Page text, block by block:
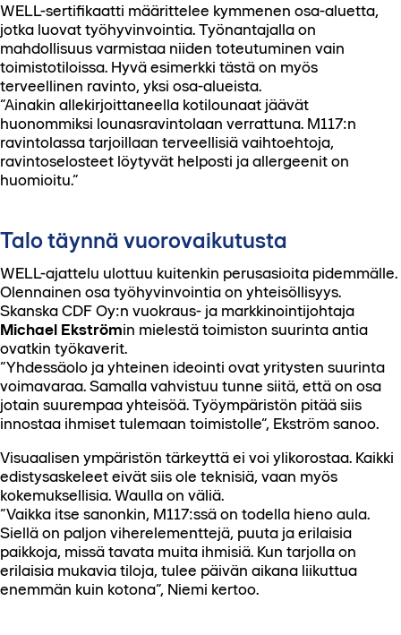
WELL-sertifikaatti määrittelee kymmenen osa-aluetta,
jotka luovat työhyvinvointia. Työnantajalla on
mahdollisuus varmistaa niiden toteutuminen vain
toimistotiloissa. Hyvä esimerkki tästä on myös
terveellinen ravinto, yksi osa-alueista.
”Ainakin allekirjoittaneella kotilounaat jäävät
huonommiksi lounasravintolaan verrattuna. M117:n
ravintolassa tarjoillaan terveellisiä vaihtoehtoja,
ravintoselosteet löytyvät helposti ja allergeenit on
huomioitu.”
Talo täynnä vuorovaikutusta
WELL-ajattelu ulottuu kuitenkin perusasioita pidemmälle.
Olennainen osa työhyvinvointia on yhteisöllisyys.
Skanska CDF Oy:n vuokraus- ja markkinointijohtaja
Michael Ekströmin mielestä toimiston suurinta antia
ovatkin työkaverit.
”Yhdessäolo ja yhteinen ideointi ovat yritysten suurinta
voimavaraa. Samalla vahvistuu tunne siitä, että on osa
jotain suurempaa yhteisöä. Työympäristön pitää siis
innostaa ihmiset tulemaan toimistolle”, Ekström sanoo.
Visuaalisen ympäristön tärkeyttä ei voi ylikorostaa. Kaikki
edistysaskeleet eivät siis ole teknisiä, vaan myös
kokemuksellisia. Waulla on väliä.
”Vaikka itse sanonkin, M117:ssä on todella hieno aula.
Siellä on paljon viherelementtejä, puuta ja erilaisia
paikkoja, missä tavata muita ihmisiä. Kun tarjolla on
erilaisia mukavia tiloja, tulee päivän aikana liikuttua
enemmän kuin kotona”, Niemi kertoo.